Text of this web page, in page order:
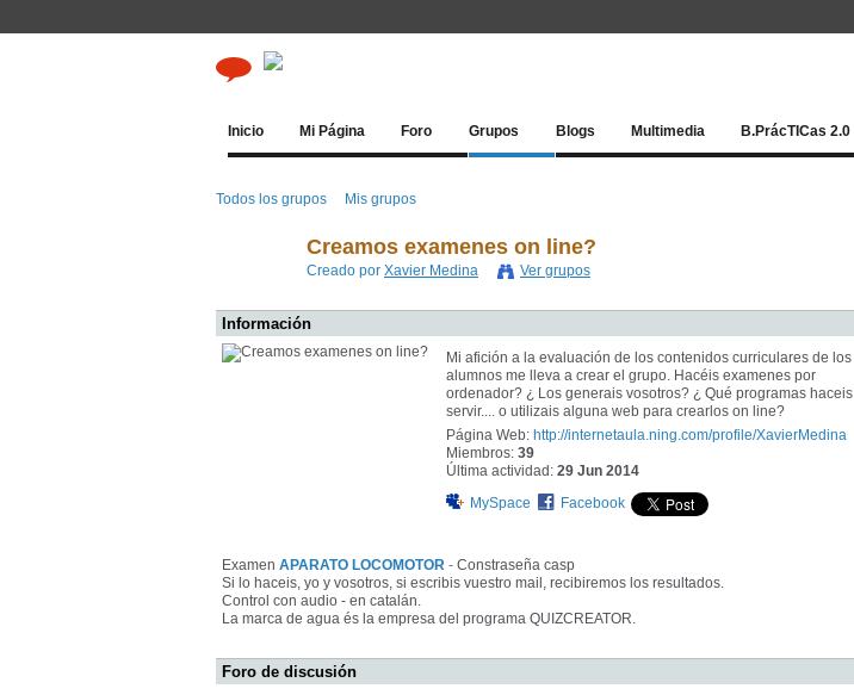
Inicio Mi Página Foro Grupos Blogs Multimedia B.PrácTICas 2.0
Todos los grupos Mis grupos
Creamos examenes on line?
Creado por Xavier Medina Ver grupos
Información
Mi afición a la evaluación de los contenidos curriculares de los
alumnos me lleva a crear el grupo. Hacéis examenes por
ordenador? ¿ Los generais vosotros? ¿ Qué programas haceis
servir.... o utilizais alguna web para crearlos on line?
Página Web: http://internetaula.ning.com/profile/XavierMedina
Miembros: 39
Última actividad: 29 Jun 2014
MySpace
Facebook
Examen APARATO LOCOMOTOR - Constraseña casp
Si lo haceis, yo y vosotros, si escribis vuestro mail, recibiremos los resultados.
Control con audio - en catalán.
La marca de agua és la empresa del programa QUIZCREATOR.
Foro de discusión